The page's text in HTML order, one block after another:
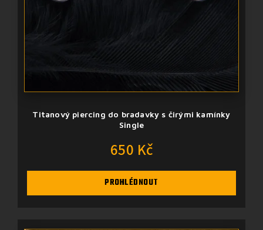
Titanový piercing do bradavky s čirými kamínky
Single
650 Kč
PROHLÉDNOUT